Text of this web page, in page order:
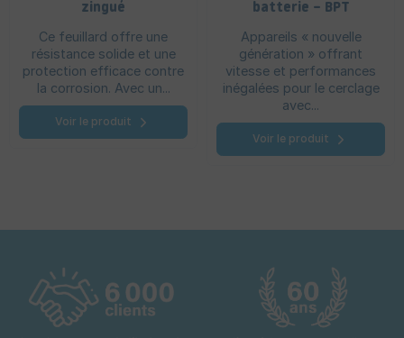
zingué
Ce feuillard offre une
résistance solide et une
protection efficace contre
la corrosion. Avec un...
Voir le produit
batterie – BPT
Appareils « nouvelle
génération » offrant
vitesse et performances
inégalées pour le cerclage
avec...
Voir le produit